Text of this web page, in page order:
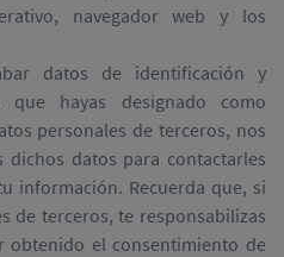
navegador web y los
datos de identificación y
hayas designado como
personales de terceros, nos
datos para contactarles
información. Recuerda que, si
de terceros, te responsabilizas
obtenido el consentimiento de